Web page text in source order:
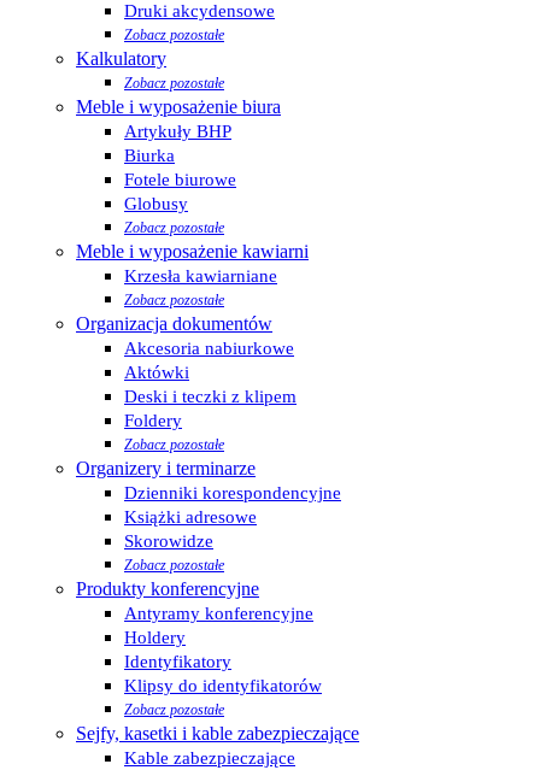
Druki akcydensowe
Zobacz pozostałe
Kalkulatory
Zobacz pozostałe
Meble i wyposażenie biura
Artykuły BHP
Biurka
Fotele biurowe
Globusy
Zobacz pozostałe
Meble i wyposażenie kawiarni
Krzesła kawiarniane
Zobacz pozostałe
Organizacja dokumentów
Akcesoria nabiurkowe
Aktówki
Deski i teczki z klipem
Foldery
Zobacz pozostałe
Organizery i terminarze
Dzienniki korespondencyjne
Książki adresowe
Skorowidze
Zobacz pozostałe
Produkty konferencyjne
Antyramy konferencyjne
Holdery
Identyfikatory
Klipsy do identyfikatorów
Zobacz pozostałe
Sejfy, kasetki i kable zabezpieczające
Kable zabezpieczające